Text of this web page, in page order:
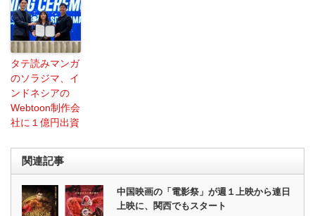
タテ読みマンガ
のソラジマ、イ
ンドネシアの
Webtoon制作会
社に１億円出資
関連記事
中国映画の「電影祭」が週１上映から連日
上映に、関西でもスタート